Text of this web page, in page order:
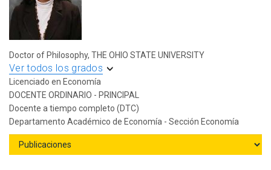
Doctor of Philosophy, THE OHIO STATE UNIVERSITY
Ver todos los grados
Licenciado en Economía
DOCENTE ORDINARIO - PRINCIPAL
Docente a tiempo completo (DTC)
Departamento Académico de Economía - Sección Economía